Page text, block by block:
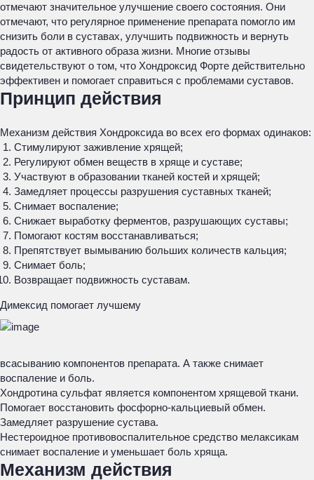
отмечают значительное улучшение своего состояния. Они
отмечают, что регулярное применение препарата помогло им
снизить боли в суставах, улучшить подвижность и вернуть
радость от активного образа жизни. Многие отзывы
свидетельствуют о том, что Хондроксид Форте действительно
эффективен и помогает справиться с проблемами суставов.
Принцип действия
Механизм действия Хондроксида во всех его формах одинаков:
Стимулируют заживление хрящей;
Регулируют обмен веществ в хряще и суставе;
Участвуют в образовании тканей костей и хрящей;
Замедляет процессы разрушения суставных тканей;
Снимает воспаление;
Снижает выработку ферментов, разрушающих суставы;
Помогают костям восстанавливаться;
Препятствует вымыванию больших количеств кальция;
Снимает боль;
Возвращает подвижность суставам.
Димексид помогает лучшему
всасыванию компонентов препарата. А также снимает
воспаление и боль.
Хондротина сульфат является компонентом хрящевой ткани.
Помогает восстановить фосфорно-кальциевый обмен.
Замедляет разрушение сустава.
Нестероидное противовоспалительное средство мелаксикам
снимает воспаление и уменьшает боль хряща.
Механизм действия